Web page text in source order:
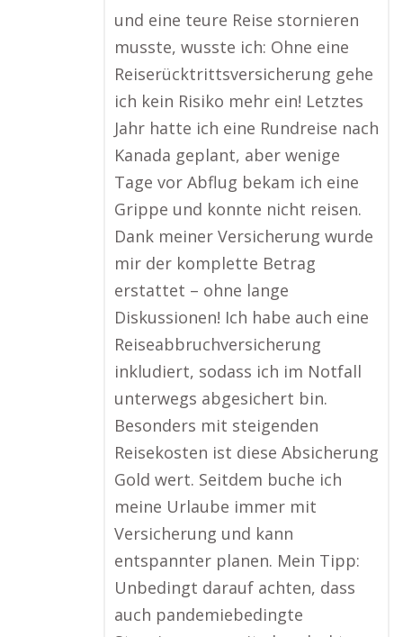
und eine teure Reise stornieren
musste, wusste ich: Ohne eine
Reiserücktrittsversicherung gehe
ich kein Risiko mehr ein! Letztes
Jahr hatte ich eine Rundreise nach
Kanada geplant, aber wenige
Tage vor Abflug bekam ich eine
Grippe und konnte nicht reisen.
Dank meiner Versicherung wurde
mir der komplette Betrag
erstattet – ohne lange
Diskussionen! Ich habe auch eine
Reiseabbruchversicherung
inkludiert, sodass ich im Notfall
unterwegs abgesichert bin.
Besonders mit steigenden
Reisekosten ist diese Absicherung
Gold wert. Seitdem buche ich
meine Urlaube immer mit
Versicherung und kann
entspannter planen. Mein Tipp:
Unbedingt darauf achten, dass
auch pandemiebedingte